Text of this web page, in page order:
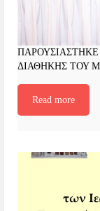
ΔΙΑΘΗΚΗΣ ΤΟΥ
Read more